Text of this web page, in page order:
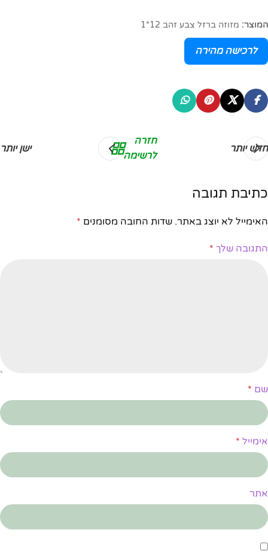
המוצר: מזוזה ברזל צבע זהב 12*1
לרכישה מהירה
חדש יותר
חזרה
לרשימה
ישן יותר
כתיבת תגובה
האימייל לא יוצג באתר. שדות החובה מסומנים *
התגובה שלך *
שם *
אימייל *
אתר